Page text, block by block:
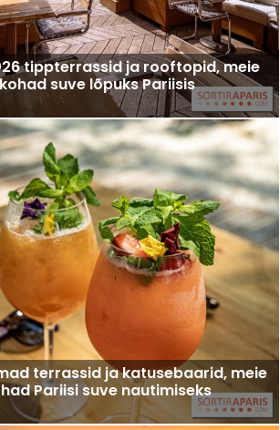
tippterrassid ja rooftopid, meie
suve lõpuks Pariisis
terrassid ja katusebaarid, meie
Pariisi suve nautimiseks